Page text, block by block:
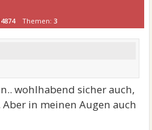
Themen: 3
wohlhabend sicher auch,
in meinen Augen auch